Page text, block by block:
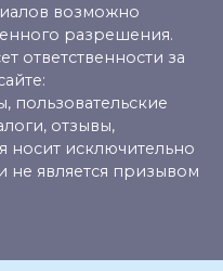
возможно
разрешения.
ответственности за
отзывы,
носит исключительно
не является призывом